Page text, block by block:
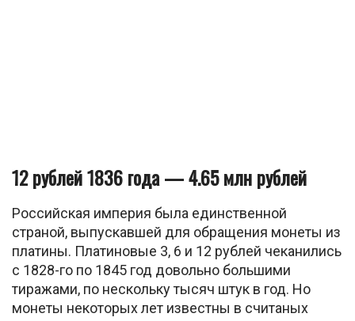
12 рублей 1836 года — 4.65 млн рублей
Российская империя была единственной
страной, выпускавшей для обращения монеты из
платины. Платиновые 3, 6 и 12 рублей чеканились
с 1828-го по 1845 год довольно большими
тиражами, по нескольку тысяч штук в год. Но
монеты некоторых лет известны в считаных